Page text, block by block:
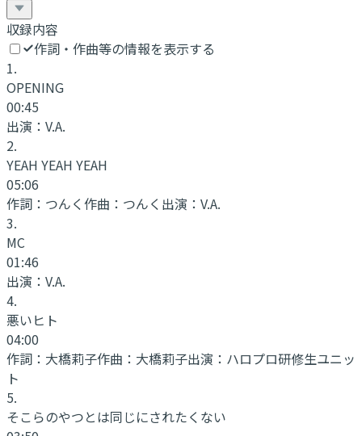
収録内容
作詞・作曲等の情報を表示する
1.
OPENING
00:45
出演： V.A.
2.
YEAH YEAH YEAH
05:06
作詞： つんく作曲： つんく 出演： V.A.
3.
MC
01:46
出演： V.A.
4.
悪いヒト
04:00
作詞： 大橋莉子作曲： 大橋莉子出演： ハロプロ研修生ユニッ
ト
5.
そこらのやつとは同じにされたくない